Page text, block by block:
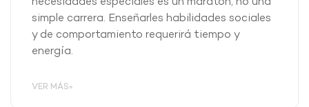
simple carrera. Enseñarles habilidades sociales
y de comportamiento requerirá tiempo y
energía.
VER MÁS»